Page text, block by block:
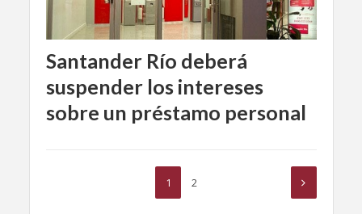
Santander Río deberá
suspender los intereses
sobre un préstamo personal
1 2